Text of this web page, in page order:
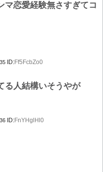
マ恋愛経験無さすぎてコ
ID:Ff5FcbZo0
る人結構いそうやが
ID:FnYHglHl0